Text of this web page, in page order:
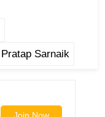
Pratap Sarnaik